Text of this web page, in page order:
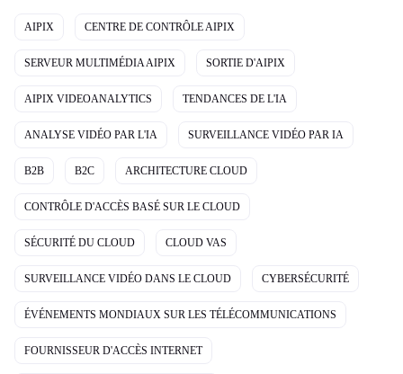
AIPIX CENTRE DE CONTRÔLE AIPIX
SERVEUR MULTIMÉDIA AIPIX SORTIE D'AIPIX
AIPIX VIDEOANALYTICS TENDANCES DE L'IA
ANALYSE VIDÉO PAR L'IA SURVEILLANCE VIDÉO PAR IA
B2B B2C ARCHITECTURE CLOUD
CONTRÔLE D'ACCÈS BASÉ SUR LE CLOUD
SÉCURITÉ DU CLOUD CLOUD VAS
SURVEILLANCE VIDÉO DANS LE CLOUD CYBERSÉCURITÉ
ÉVÉNEMENTS MONDIAUX SUR LES TÉLÉCOMMUNICATIONS
FOURNISSEUR D'ACCÈS INTERNET